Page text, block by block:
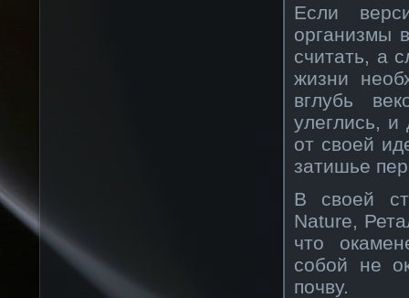
Если
организмы
считать, а
жизни
вглубь
улеглись, и
от своей
затишье
В своей
Nature,
что
собой не
почву.